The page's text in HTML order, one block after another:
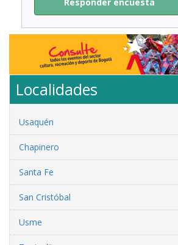
Localidades
Usaquén
Chapinero
Santa Fe
San Cristóbal
Usme